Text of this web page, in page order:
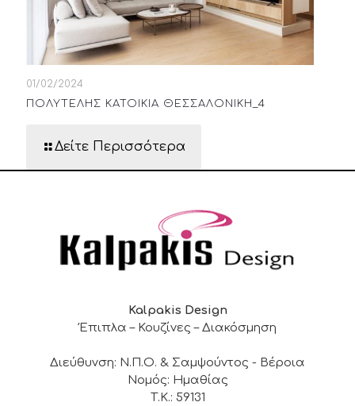
01/02/2024
ΠΟΛΥΤΕΛΗΣ ΚΑΤΟΙΚΙΑ ΘΕΣΣΑΛΟΝΙΚΗ_4
Δείτε Περισσότερα
Kalpakis Design
Έπιπλα – Κουζίνες – Διακόσμηση
Διεύθυνση: Ν.Π.Ο. & Σαμψούντος - Βέροια
Νομός: Ημαθίας
Τ.Κ.: 59131